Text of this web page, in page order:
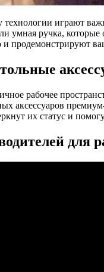
играют
умная ручка,
продемонстрируют
рабочее
аксессуаров
их статус и
для